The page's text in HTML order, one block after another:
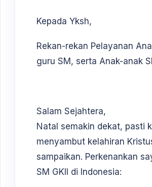
Kepada Yksh,
Rekan-rekan Pelayanan
guru SM, serta Anak-anak
Salam Sejahtera,
Natal semakin dekat, pasti
menyambut kelahiran
sampaikan. Perkenankan
SM GKII di Indonesia: